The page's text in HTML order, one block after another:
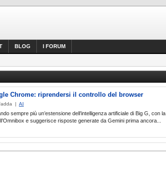
BLOG I FORUM
Chrome: riprendersi il controllo del browser
| AI
sempre più un’estensione dell’intelligenza artificiale di Big G, con la
e suggerisce risposte generate da Gemini prima ancora...